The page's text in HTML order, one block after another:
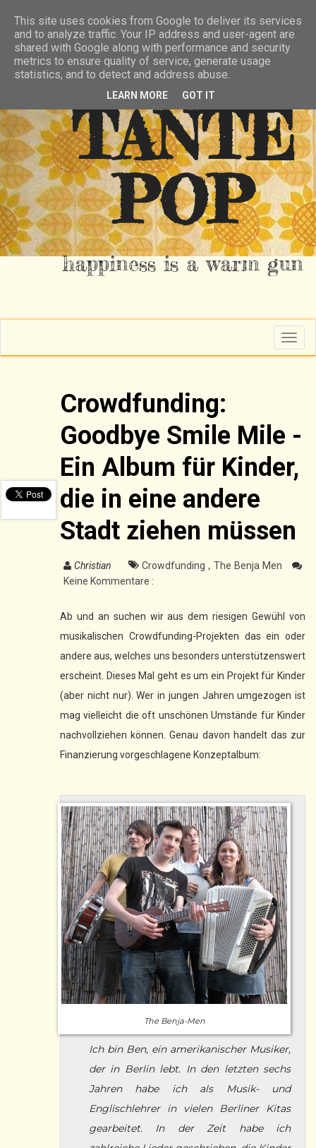
RSS FEED
TANTE
POP
happiness is a warm gun
T
o
g
a
o
n
Crowdfunding:
Goodbye Smile Mile -
Ein Album für Kinder,
die in eine andere
Stadt ziehen müssen
Christian Crowdfunding , The Benja Men
Keine Kommentare :
Ab und an suchen wir aus dem riesigen Gewühl von
musikalischen Crowdfunding-Projekten das ein oder
andere aus, welches uns besonders unterstützenswert
erscheint. Dieses Mal geht es um ein Projekt für Kinder
(aber nicht nur). Wer in jungen Jahren umgezogen ist
mag vielleicht die oft unschönen Umstände für Kinder
nachvollziehen können. Genau davon handelt das zur
Finanzierung vorgeschlagene Konzeptalbum:
The Benja-Men
Ich bin Ben, ein amerikanischer Musiker,
der in Berlin lebt. In den letzten sechs
Jahren habe ich als Musik- und
Englischlehrer in vielen Berliner Kitas
gearbeitet. In der Zeit habe ich
This site uses cookies from Google to deliver its services
and to analyze traffic. Your IP address and user-agent are
shared with Google along with performance and security
metrics to ensure quality of service, generate usage
statistics, and to detect and address abuse.
LEARN MORE GOT IT